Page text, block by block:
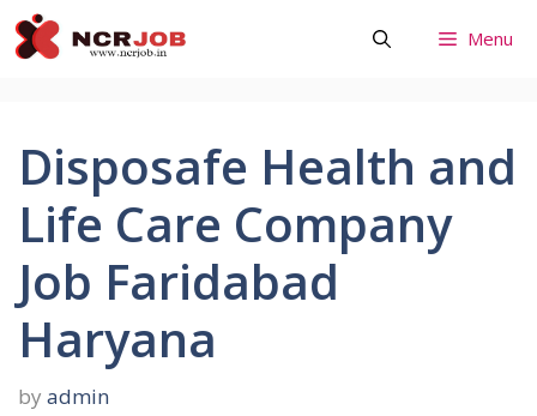
Skip
to
Menu
Disposafe Health and
Life Care Company
Job Faridabad
Haryana
by admin